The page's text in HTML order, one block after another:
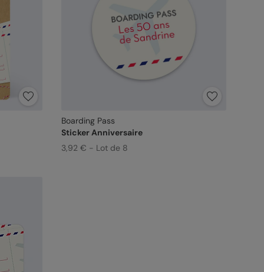
Boarding Pass
Sticker Anniversaire
3,92 € - Lot de 8